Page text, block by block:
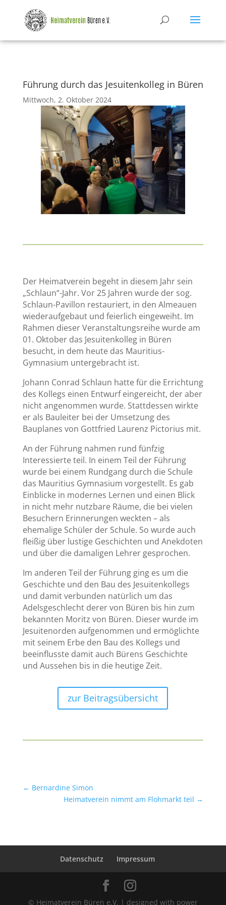
Führung durch das Jesuitenkolleg in Büren
Mittwoch, 2. Oktober 2024
Der Heimatverein begeht in diesem Jahr sein
„Schlaun“-Jahr. Vor 25 Jahren wurde der sog.
Schlaun-Pavillon restauriert, in den Almeauen
wiederaufgebaut und feierlich eingeweiht. Im
Rahmen dieser Veranstaltungsreihe wurde am
01. Oktober das Jesuitenkolleg in Büren
besucht, in dem heute das Mauritius-
Gymnasium untergebracht ist.
Johann Conrad Schlaun hatte für die Errichtung
des Kollegs einen Entwurf eingereicht, der aber
nicht angenommen wurde. Stattdessen wirkte
er als Bauleiter bei der Umsetzung des
Bauplanes von Gottfried Laurenz Pictorius mit.
An der Führung nahmen rund fünfzig
Interessierte teil. In einem Teil der Führung
wurde bei einem Rundgang durch die Schule
das Mauritius Gymnasium vorgestellt. Es gab
Einblicke in modernes Lernen und einen Blick
in nicht mehr nutzbare Räume, die bei vielen
Besuchern Erinnerungen weckten – als
ehemalige Schüler der Schule. So wurde auch
fleißig über lustige Geschichten und Anekdoten
und über die damaligen Lehrer gesprochen.
Im anderen Teil der Führung ging es um die
Geschichte und den Bau des Jesuitenkollegs
und damit verbunden natürlich um das
Adelsgeschlecht derer von Büren bis hin zum
bekannten Moritz von Büren. Dieser wurde im
Jesuitenorden aufgenommen und ermöglichte
mit seinem Erbe den Bau des Kollegs und
beeinflusste damit auch Bürens Geschichte
und Aussehen bis in die heutige Zeit.
zur Beitragsübersicht
← Bernardine Simon
Heimatverein nimmt am Flohmarkt teil →
Datenschutz Impressum
© Heimatverein Büren e.V. | designed with power